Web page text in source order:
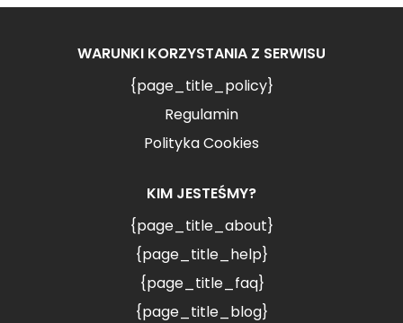
WARUNKI KORZYSTANIA Z SERWISU
{page_title_policy}
Regulamin
Polityka Cookies
KIM JESTEŚMY?
{page_title_about}
{page_title_help}
{page_title_faq}
{page_title_blog}